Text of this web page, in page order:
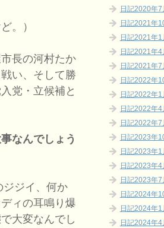
。）
長の河村たか
い、そして勝
党・立候補と
なんでしょう
ジジイ、何か
ィの耳鳴り爆
大変なんでし
日記2020年7
日記2021年
日記2021年1
日記2021年4
日記2021年7
日記2022年
日記2022年1
日記2022年4
日記2022年7
日記2023年
日記2023年1
日記2023年4
日記2023年7
日記2024年
日記2024年1
日記2024年4